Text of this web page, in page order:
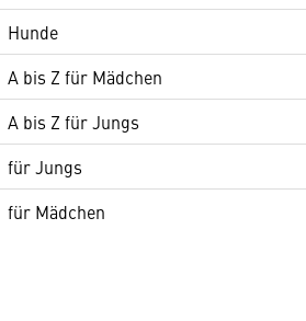
Hunde
A bis Z für Mädchen
A bis Z für Jungs
für Jungs
für Mädchen